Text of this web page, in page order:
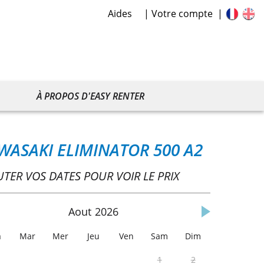
Aides Votre compte
À PROPOS D'EASY RENTER
ELIMINATOR 500 A2
VOS DATES POUR VOIR LE PRIX
Aout 2026
Mar Mer Jeu Ven Sam Dim
1
2